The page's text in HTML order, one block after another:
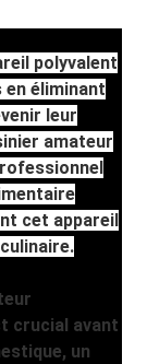
polyvalent
éliminant
leur
amateur
cet appareil
crucial avant
un